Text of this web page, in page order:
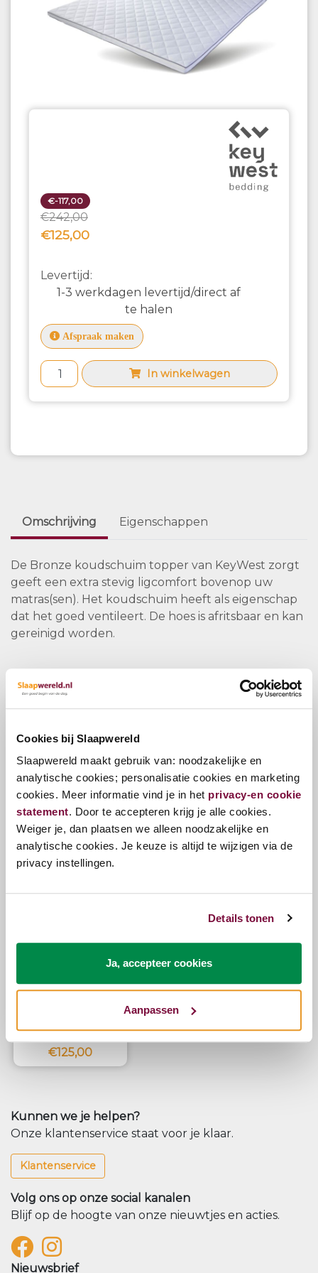
Cookies bij Slaapwereld
Slaapwereld maakt gebruik van: noodzakelijke en
analytische cookies; personalisatie cookies en marketing
cookies. Meer informatie vind je in het privacy-en cookie
statement. Door te accepteren krijg je alle cookies.
Weiger je, dan plaatsen we alleen noodzakelijke en
analytische cookies. Je keuze is altijd te wijzigen via de
privacy instellingen.
Details tonen
Ja, accepteer cookies
Aanpassen
€-117,00
€242,00
€125,00
Levertijd:
1-3 werkdagen levertijd/direct af
te halen
Afspraak maken
In winkelwagen
Omschrijving Eigenschappen
De Bronze koudschuim topper van KeyWest zorgt
geeft een extra stevig ligcomfort bovenop uw
matras(sen). Het koudschuim heeft als eigenschap
dat het goed ventileert. De hoes is afritsbaar en kan
gereinigd worden.
Vragen?
Zojuist bekeken
SHOWROOMMODEL
TOPMATRAS HOME
COLLECTION BRONS
KOUDSCHUIM
€125,00
Kunnen we je helpen?
Onze klantenservice staat voor je klaar.
Klantenservice
Volg ons op onze social kanalen
Blijf op de hoogte van onze nieuwtjes en acties.
Nieuwsbrief